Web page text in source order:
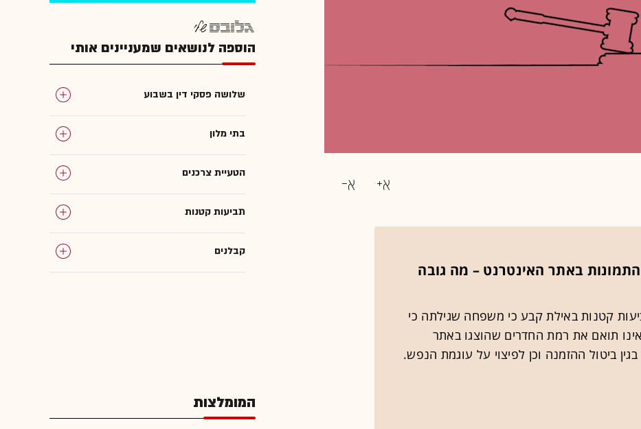
באתר האינטרנט – מה גובה
קטנות באילת קבע כי משפחה שגילתה כי
תואם את רמת החדרים שהוצגו באתר
ביטול ההזמנה וכן לפיצוי על עוגמת הנפש.
הוספה לנושאים שמעניינים אותי
שלושה פסקי דין בשבוע
בתי מלון
הטעיית צרכנים
תביעות קטנות
קבלנים
בית המשפט לענייני משפחה
המומלצות